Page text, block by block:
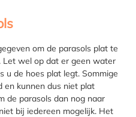
om de parasols plat te
Let wel op dat er geen water
u de hoes plat legt. Sommige
en kunnen dus niet plat
de parasols dan nog naar
bij iedereen mogelijk. Het